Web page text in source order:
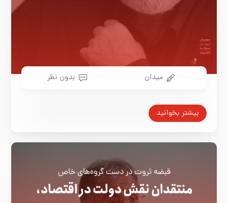
میدان بدون نظر
بیشتر بخوانید
قبضه ثروت در دست گروه‌های خاص
منتقدان نقش دولت در اقتصاد،